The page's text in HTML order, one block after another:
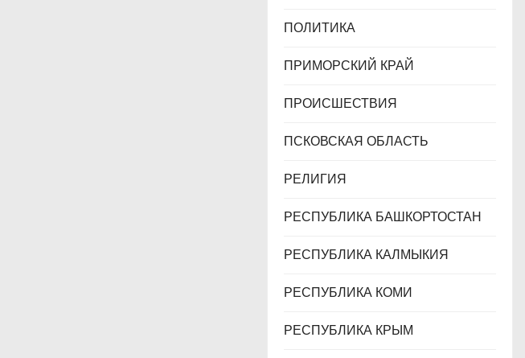
ПОЛИТИКА
ПРИМОРСКИЙ КРАЙ
ПРОИСШЕСТВИЯ
ПСКОВСКАЯ ОБЛАСТЬ
РЕЛИГИЯ
РЕСПУБЛИКА БАШКОРТОСТАН
РЕСПУБЛИКА КАЛМЫКИЯ
РЕСПУБЛИКА КОМИ
РЕСПУБЛИКА КРЫМ